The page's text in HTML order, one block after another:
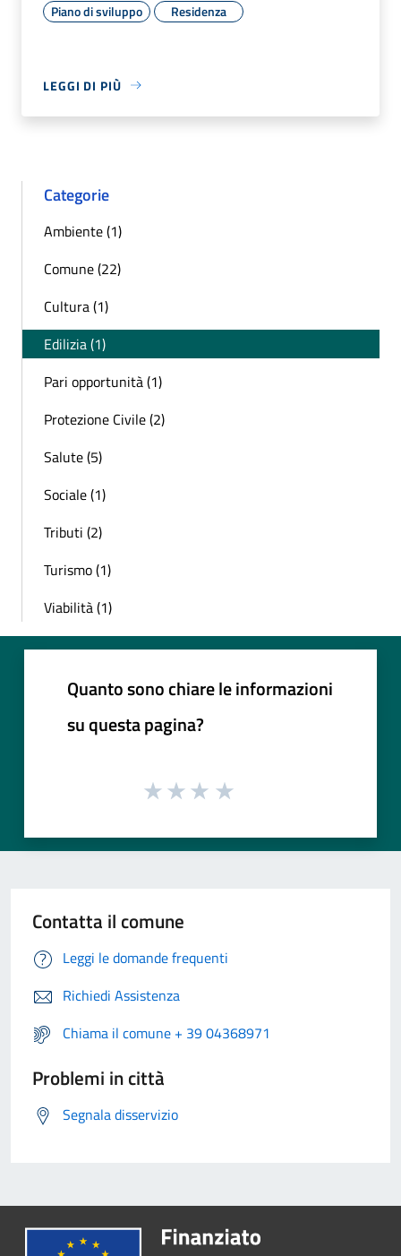
Piano di sviluppo
Residenza
LEGGI DI PIÙ
Categorie
Ambiente (1)
Comune (22)
Cultura (1)
Edilizia (1)
Pari opportunità (1)
Protezione Civile (2)
Salute (5)
Sociale (1)
Tributi (2)
Turismo (1)
Viabilità (1)
Quanto sono chiare le informazioni
su questa pagina?
Contatta il comune
Leggi le domande frequenti
Richiedi Assistenza
Chiama il comune + 39 04368971
Problemi in città
Segnala disservizio